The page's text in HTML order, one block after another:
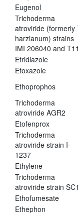
Eugenol
Trichoderma
atroviride (formerly
harzianum) strains
IMI 206040 and T11
Etridiazole
Etoxazole
Ethoprophos
Trichoderma
atroviride AGR2
Etofenprox
Trichoderma
atroviride strain I-
1237
Ethylene
Trichoderma
atroviride strain SC1
Ethofumesate
Ethephon